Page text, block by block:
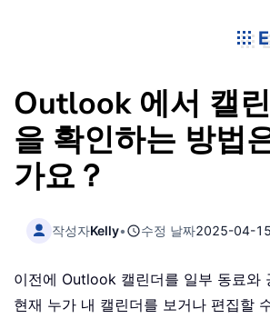
Outlook 에서 캘
을 확인하는 방법
가요？
작성자Kelly• 수정 날짜2025-04-15
이전에 Outlook 캘린더를 일부 동료와
현재 누가 내 캘린더를 보거나 편집할